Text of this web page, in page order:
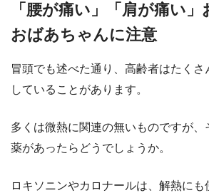
「腰が痛い」「肩が痛い
おばあちゃんに注意
冒頭でも述べた通り、高齢者はたくさ
していることがあります。
多くは微熱に関連の無いものですが
薬があったらどうでしょうか。
ロキソニンやカロナールは、解熱に